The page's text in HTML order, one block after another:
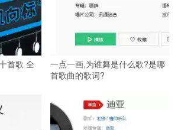
首歌 全
一点一画,为谁舞是什么歌?是哪
首歌曲的歌词?